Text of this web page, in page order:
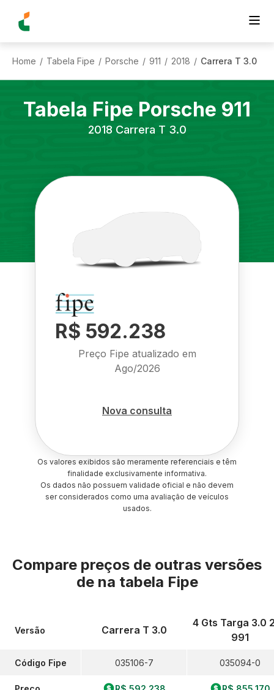
Home / Tabela Fipe / Porsche / 911 / 2018 / Carrera T 3.0
Tabela Fipe Porsche 911
2018 Carrera T 3.0
R$ 592.238
Preço Fipe atualizado em
Ago/2026
Nova consulta
Os valores exibidos são meramente referenciais e têm
finalidade exclusivamente informativa.
Os dados não possuem validade oficial e não devem
ser considerados como uma avaliação de veículos
usados.
Compare preços de outras versões
de na tabela Fipe
Versão
Código Fipe
Carrera T 3.0
035106-7
4 Gts Targa 3.0
991
035094-0